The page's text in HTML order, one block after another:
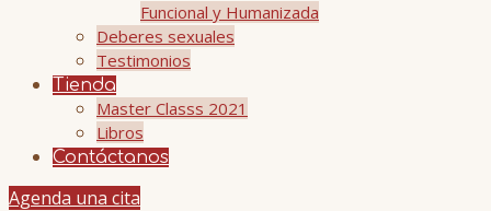
Funcional y Humanizada
Deberes sexuales
Testimonios
Tienda
Master Classs 2021
Libros
Contáctanos
Agenda una cita